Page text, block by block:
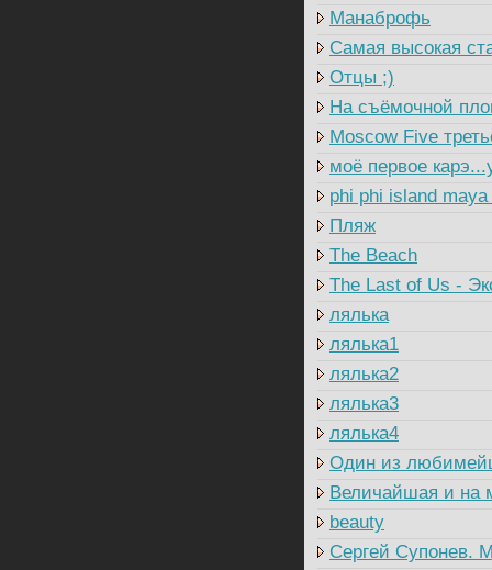
Манаброфь
Самая высокая
Отцы ;)
На съёмочной
Moscow Five
моё первое
phi phi island maya
Пляж
The Beach
The Last of Us -
лялька
лялька1
лялька2
лялька3
лялька4
Один из
Величайшая и на
beauty
Сергей Супонев.